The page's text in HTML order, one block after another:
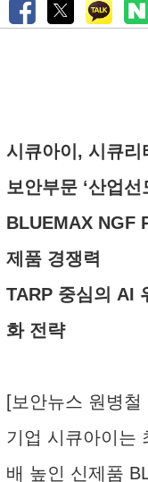
시큐아이, 시큐리
보안부문 ‘산업선
BLUEMAX NGF
제품 경쟁력
TARP 중심의 AI
화 전략
[보안뉴스 원병
기업 시큐아이는
배 높인 신제품